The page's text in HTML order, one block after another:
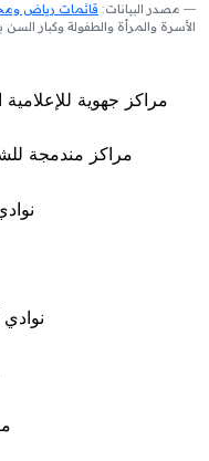
مصدر البيانات: قائمات رياض
الأسرة والمرأة والطفولة وكبار السن بتاريخ 2026/08/07 على